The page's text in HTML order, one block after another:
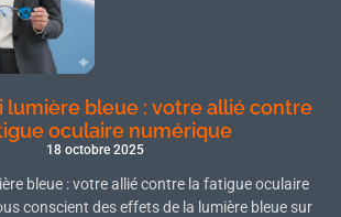
lumière bleue : votre allié contre
oculaire numérique
18 octobre 2025
bleue : votre allié contre la fatigue oculaire
conscient des effets de la lumière bleue sur